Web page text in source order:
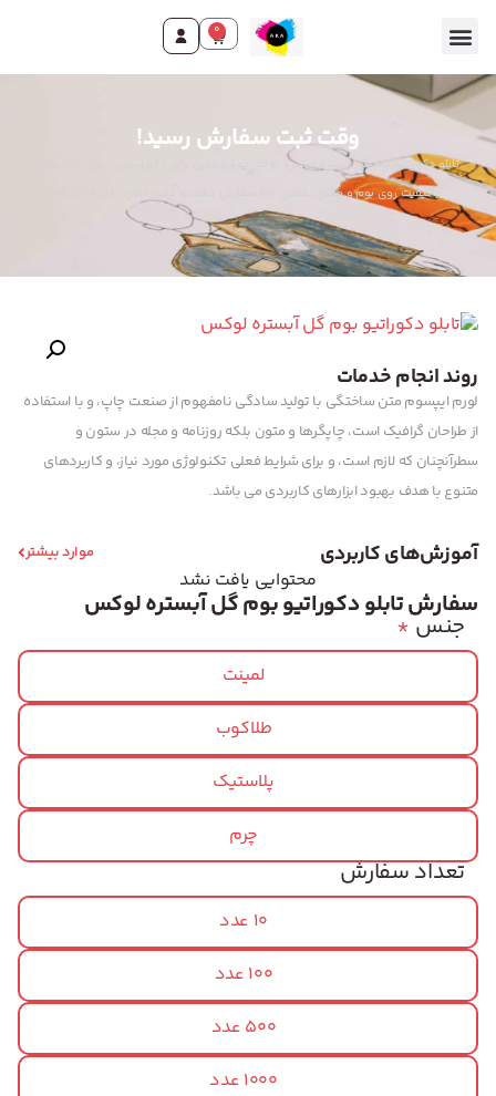
0
وقت ثبت سفارش رسید!
تابلو دکوراتیو بوم گل آبستره لوکس، طرحی پویا و مدرن برای دکوراسیون منزل شما. چاپ
باکیفیت روی بوم و مخمل! همین حالا سفارش دهید و دکور خاص داشته باشید!
روند انجام خدمات
لورم ایپسوم متن ساختگی با تولید سادگی نامفهوم از صنعت چاپ، و با استفاده
از طراحان گرافیک است، چاپگرها و متون بلکه روزنامه و مجله در ستون و
سطرآنچنان که لازم است، و برای شرایط فعلی تکنولوژی مورد نیاز، و کاربردهای
متنوع با هدف بهبود ابزارهای کاربردی می باشد.
آموزش‌های کاربردی موارد بیشتر
محتوایی یافت نشد
سفارش تابلو دکوراتیو بوم گل آبستره لوکس
*جنس
لمینت
طلاکوب
پلاستیک
چرم
تعداد سفارش
10 عدد
100 عدد
500 عدد
1000 عدد